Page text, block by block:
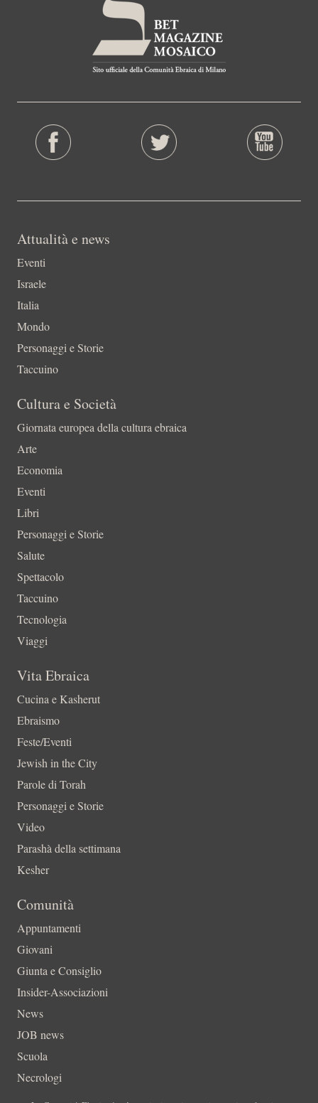
Attualità e news
Eventi
Israele
Italia
Mondo
Personaggi e Storie
Taccuino
Cultura e Società
Giornata europea della cultura ebraica
Arte
Economia
Eventi
Libri
Personaggi e Storie
Salute
Spettacolo
Taccuino
Tecnologia
Viaggi
Vita Ebraica
Cucina e Kasherut
Ebraismo
Feste/Eventi
Jewish in the City
Parole di Torah
Personaggi e Storie
Video
Parashà della settimana
Kesher
Comunità
Appuntamenti
Giovani
Giunta e Consiglio
Insider-Associazioni
News
JOB news
Scuola
Necrologi